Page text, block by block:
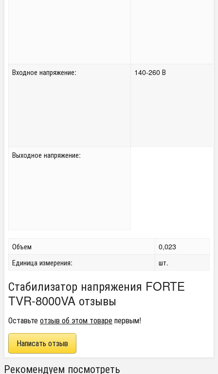
Входное напряжение: 140-260 В
Выходное напряжение:
Объем
0,023
Единица измерения:
шт.
Стабилизатор напряжения FORTE
TVR-8000VA отзывы
Оставьтеотзыв об этом товарепервым!
Написать отзыв
Рекомендуем посмотреть